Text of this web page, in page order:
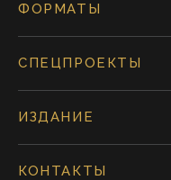
ФОРМАТЫ
СПЕЦПРОЕКТЫ
ИЗДАНИЕ
КОНТАКТЫ